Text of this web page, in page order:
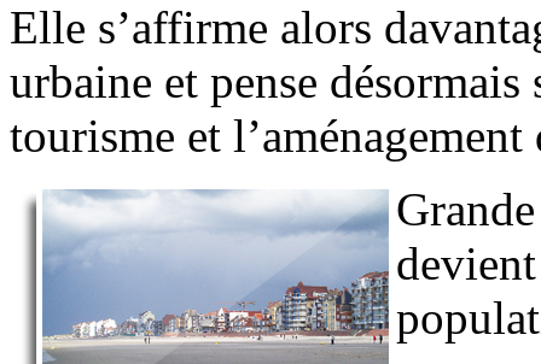
Elle s’affirme alors
urbaine et pense
tourisme et